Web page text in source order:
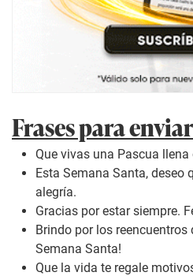
Frases para
Que vivas una Pascua
Esta Semana Santa, deseo
alegría.
Gracias por estar siempre.
Brindo por los reencuentros
Semana Santa!
Que la vida te regale